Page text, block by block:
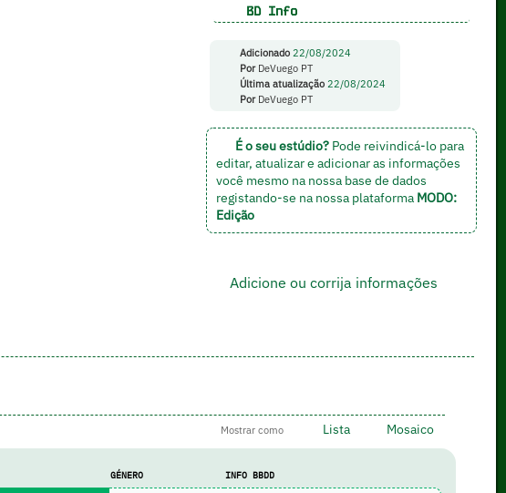
BD Info
Adicionado 22/08/2024
PorDeVuego PT
Última atualização 22/08/2024
PorDeVuego PT
É o seu estúdio?Pode reivindicá-lo para
editar, atualizar e adicionar as informações
você mesmo na nossa base de dados
registando-se na nossa plataforma MODO:
Edição
Adicione ou corrija informações
Mostrar como Lista Mosaico
GÉNERO INFO BBDD